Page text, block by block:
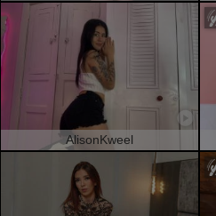
AlisonKweel